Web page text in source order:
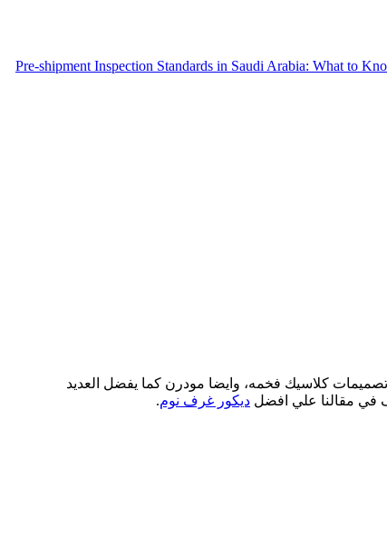
Pre-shipment Inspection Standards in Saudi Arabia: What to
تصميمات كلاسيك فخمه، وايضا مودرن كما يفضل العديد
في مقالنا علي افضل ديكور غرف نوم.